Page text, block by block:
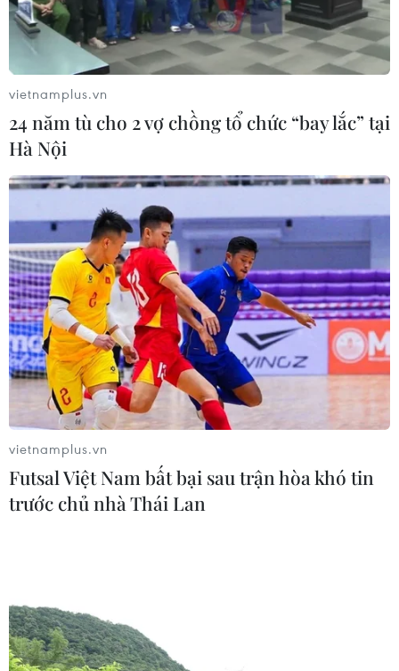
Mỹ đánh giá Iran sở hữu ''kho vũ khí tên
lửa lớn nhất Trung Đông''
20/11/2019 03:15
Báo cáo mới nhất của Cơ quan Tình báo quốc phòng
Mỹ cho biết Iran có một chương trình phát triển tên lửa
quy mô lớn và độ tinh vi của các vũ khí tên lửa vẫn tiếp
tục gia tăng.
Tranh cãi giữa Mỹ và Iran không chỉ là
vietnamplus.vn
24 năm tù cho 2 vợ chồng tổ chức “bay lắc” tại
Hà Nội
vietnamplus.vn
Futsal Việt Nam bất bại sau trận hòa khó tin
trước chủ nhà Thái Lan